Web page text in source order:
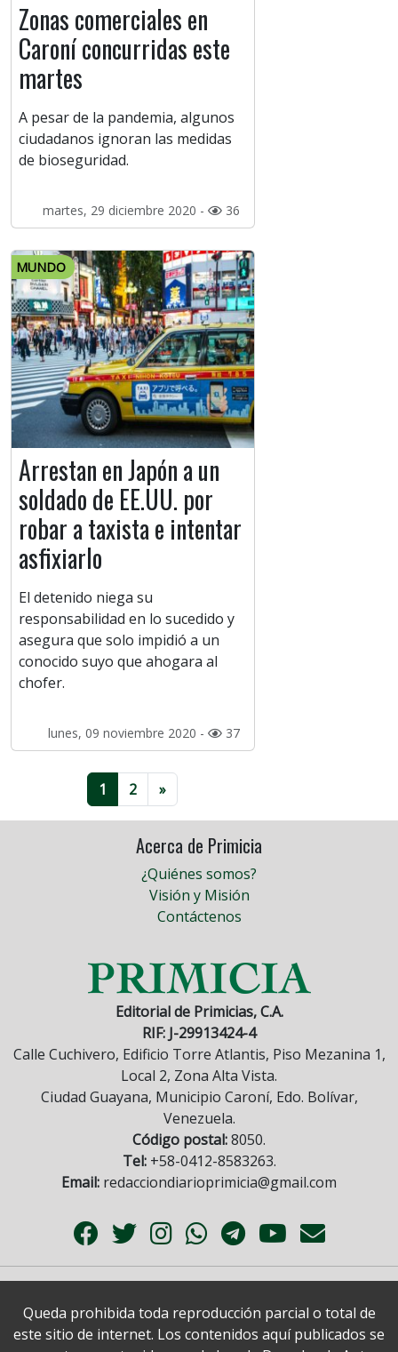
Zonas comerciales en
Caroní concurridas este
martes
A pesar de la pandemia, algunos
ciudadanos ignoran las medidas
de bioseguridad.
martes, 29 diciembre 2020 - 36
MUNDO
Arrestan en Japón a un
soldado de EE.UU. por
robar a taxista e intentar
asfixiarlo
El detenido niega su
responsabilidad en lo sucedido y
asegura que solo impidió a un
conocido suyo que ahogara al
chofer.
lunes, 09 noviembre 2020 - 37
1 2 »
Acerca de Primicia
¿Quiénes somos?
Visión y Misión
Contáctenos
Editorial de Primicias, C.A.
RIF: J-29913424-4
Calle Cuchivero, Edificio Torre Atlantis, Piso Mezanina 1,
Local 2, Zona Alta Vista.
Ciudad Guayana, Municipio Caroní, Edo. Bolívar,
Venezuela.
Código postal:8050.
Tel:+58-0412-8583263.
Email: redacciondiarioprimicia@gmail.com
Queda prohibida toda reproducción parcial o total de
este sitio de internet. Los contenidos aquí publicados se